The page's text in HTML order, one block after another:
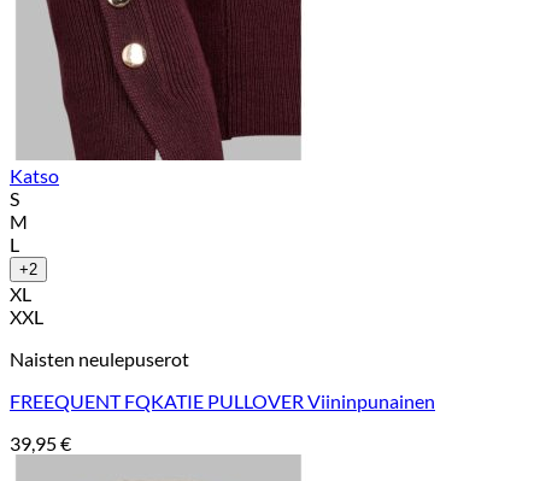
Katso
S
M
L
+2
XL
XXL
Naisten neulepuserot
FREEQUENT FQKATIE PULLOVER Viininpunainen
39,95€